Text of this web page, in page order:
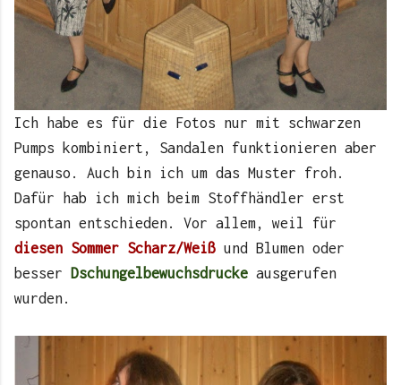
Ich habe es für die Fotos nur mit schwarzen
Pumps kombiniert, Sandalen funktionieren aber
genauso. Auch bin ich um das Muster froh.
Dafür hab ich mich beim Stoffhändler erst
spontan entschieden. Vor allem, weil für
diesen Sommer Scharz/Weiß und Blumen oder
besser Dschungelbewuchsdrucke ausgerufen
wurden.